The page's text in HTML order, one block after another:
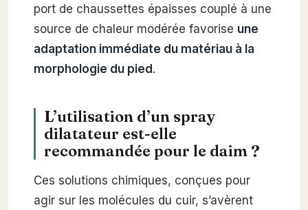
port de chaussettes épaisses couplé à une
source de chaleur modérée favorise une
adaptation immédiate du matériau à la
morphologie du pied .
L’utilisation d’un spray
dilatateur est-elle
recommandée pour le daim ?
Ces solutions chimiques, conçues pour
agir sur les molécules du cuir, s’avèrent